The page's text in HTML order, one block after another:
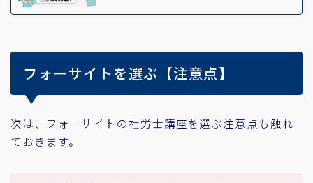
フォーサイトを選ぶ【注意点】
次は、フォーサイトの社労士講座を選ぶ注意点も触れ
ておきます。